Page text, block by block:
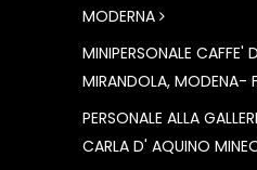
MODERNA
MINIPERSONALE CAFFE'
MIRANDOLA, MODENA-
PERSONALE ALLA
CARLA D' AQUINO